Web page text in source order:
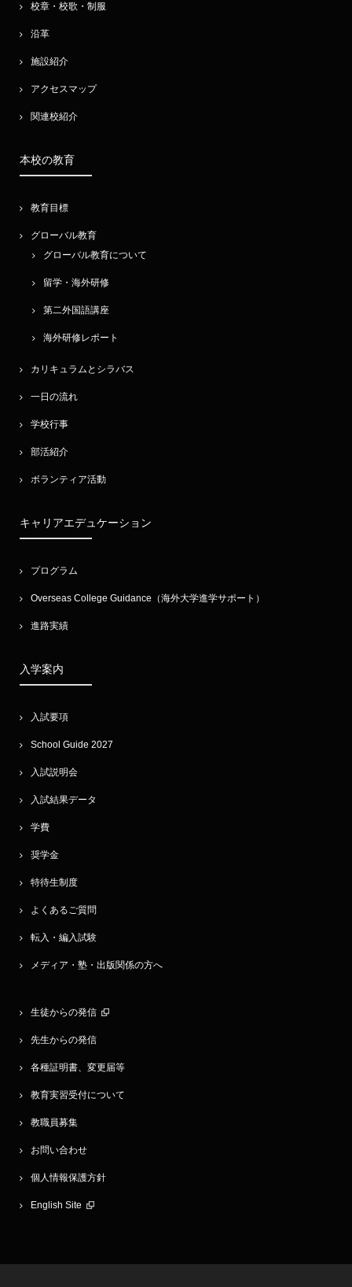
校章・校歌・制服
沿革
施設紹介
アクセスマップ
関連校紹介
本校の教育
教育目標
グローバル教育
グローバル教育について
留学・海外研修
第二外国語講座
海外研修レポート
カリキュラムとシラバス
一日の流れ
学校行事
部活紹介
ボランティア活動
キャリアエデュケーション
プログラム
Overseas College Guidance（海外大学進学サポート）
進路実績
入学案内
入試要項
School Guide 2027
入試説明会
入試結果データ
学費
奨学金
特待生制度
よくあるご質問
転入・編入試験
メディア・塾・出版関係の方へ
生徒からの発信
先生からの発信
各種証明書、変更届等
教育実習受付について
教職員募集
お問い合わせ
個人情報保護方針
English Site